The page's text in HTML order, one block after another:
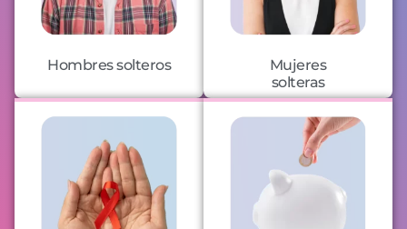
Hombres solteros
Mujeres
solteras